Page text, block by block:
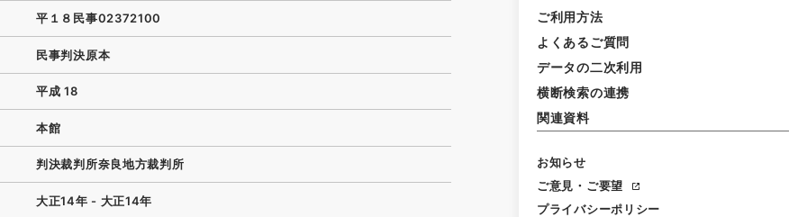
ご利用方法
よくあるご質問
データの二次利用
横断検索の連携
関連資料
お知らせ
ご意見・ご要望
プライバシーポリシー
平１８民事02372100
民事判決原本
平成 18
本館
判決裁判所奈良地方裁判所
大正14年 - 大正14年